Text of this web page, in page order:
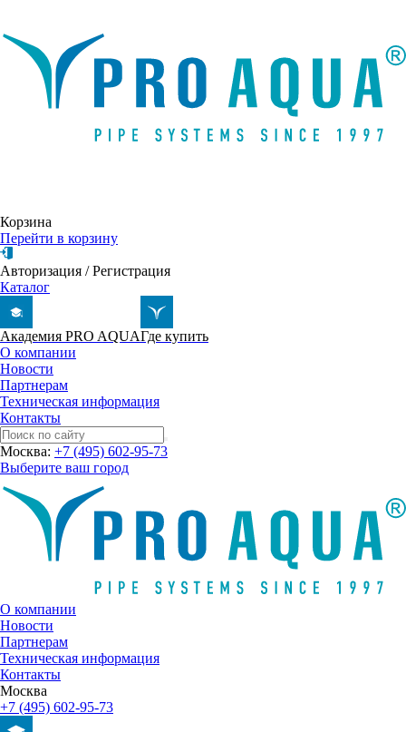
Корзина
Перейти в корзину
Авторизация /Регистрация
Каталог
Академия PRO AQUAГде купить
О компании
Новости
Партнерам
Техническая информация
Контакты
Москва: +7 (495) 602-95-73
Выберите ваш город
О компании
Новости
Партнерам
Техническая информация
Контакты
Москва
+7 (495) 602-95-73